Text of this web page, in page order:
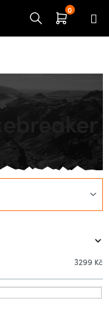
3299 Kč